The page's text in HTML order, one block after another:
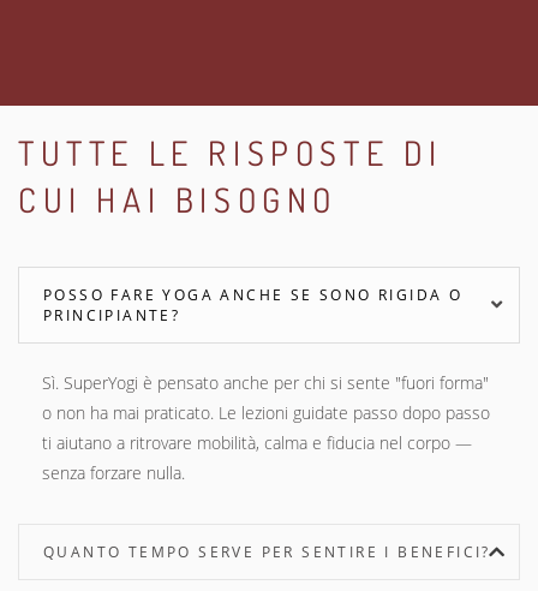
TUTTE LE RISPOSTE DI
CUI HAI BISOGNO
POSSO FARE YOGA ANCHE SE SONO RIGIDA O
PRINCIPIANTE?
Sì. SuperYogi è pensato anche per chi si sente "fuori forma"
o non ha mai praticato. Le lezioni guidate passo dopo passo
ti aiutano a ritrovare mobilità, calma e fiducia nel corpo —
senza forzare nulla.
QUANTO TEMPO SERVE PER SENTIRE I BENEFICI?